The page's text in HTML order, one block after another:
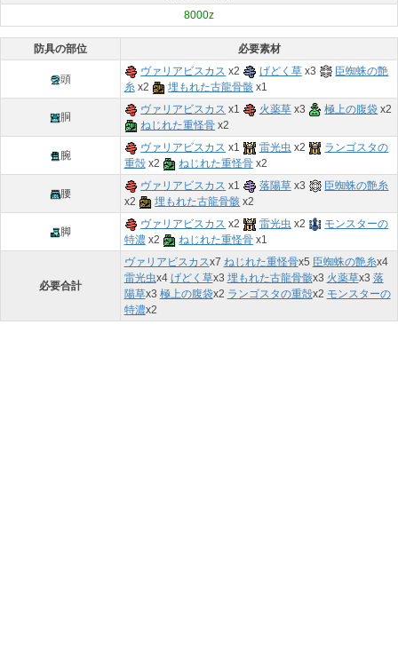
8000z
防具の部位 必要素材
頭
ヴァリアビスカス x2 げどく草x3
臣蜘蛛の艶
糸x2 埋もれた古龍骨骸 x1
胴
ヴァリアビスカス x1 火薬草x3 極上の腹袋 x2
ねじれた重怪骨 x2
腕
ヴァリアビスカス x1 雷光虫 x2
ランゴスタの
重殻x2 ねじれた重怪骨 x2
腰
ヴァリアビスカス x1 落陽草x3
臣蜘蛛の艶糸
x2
埋もれた古龍骨骸 x2
脚
ヴァリアビスカス x2 雷光虫 x2
モンスターの
特濃 x2 ねじれた重怪骨 x1
必要合計
ヴァリアビスカスx7 ねじれた重怪骨x5 臣蜘蛛の艶糸x4
雷光虫x4 げどく草x3 埋もれた古龍骨骸x3 火薬草x3 落
陽草x3 極上の腹袋x2 ランゴスタの重殻x2 モンスターの
特濃x2